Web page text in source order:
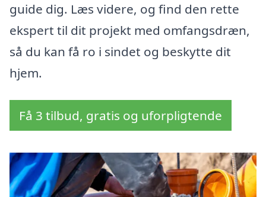
guide dig. Læs videre, og find den rette
ekspert til dit projekt med omfangsdræn,
så du kan få ro i sindet og beskytte dit
hjem.
Få 3 tilbud, gratis og uforpligtende